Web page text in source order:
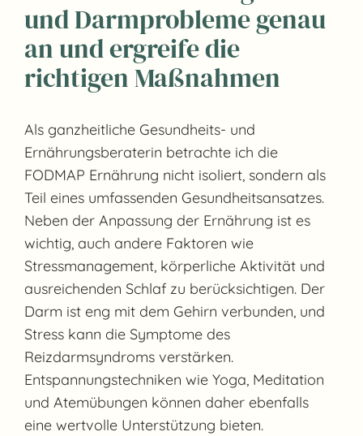
und Darmprobleme genau
an und ergreife die
richtigen Maßnahmen
Als ganzheitliche Gesundheits- und
Ernährungsberaterin betrachte ich die
FODMAP Ernährung nicht isoliert, sondern als
Teil eines umfassenden Gesundheitsansatzes.
Neben der Anpassung der Ernährung ist es
wichtig, auch andere Faktoren wie
Stressmanagement, körperliche Aktivität und
ausreichenden Schlaf zu berücksichtigen. Der
Darm ist eng mit dem Gehirn verbunden, und
Stress kann die Symptome des
Reizdarmsyndroms verstärken.
Entspannungstechniken wie Yoga, Meditation
und Atemübungen können daher ebenfalls
eine wertvolle Unterstützung bieten.